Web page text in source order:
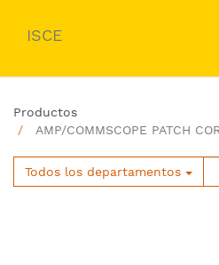
ISCE
Productos
AMP/COMMSCOPE PATCH
Todos los departamentos